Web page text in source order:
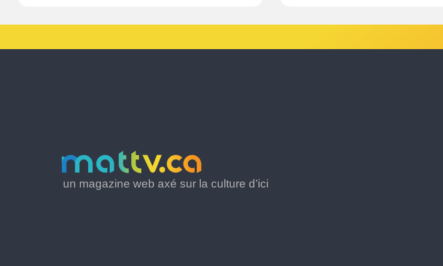
un magazine web axé sur la culture d’ici